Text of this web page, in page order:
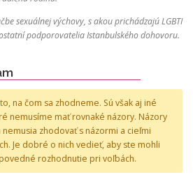
sexuálnej výchovy, s akou prichádzajú LGBTI
podporovatelia Istanbulského dohovoru.
na čom sa zhodneme. Sú však aj iné
nemusíme mať rovnaké názory. Názory
zhodovať s názormi a cieľmi
Je dobré o nich vedieť, aby ste mohli
rozhodnutie pri voľbách.